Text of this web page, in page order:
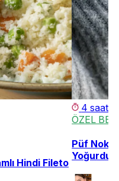
Hindi Fileto
4 saat
ÖZEL
Püf
Yoğurdu